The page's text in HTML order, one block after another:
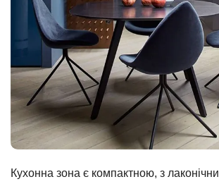
Кухонна зона є компактною, з